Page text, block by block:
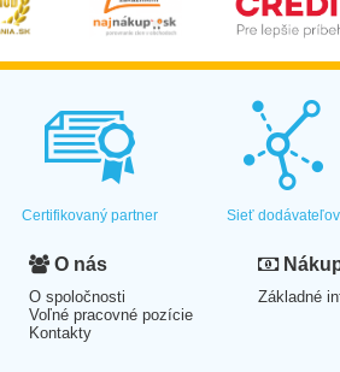
Certifikovaný partner Sieť dodávateľov
O nás
O spoločnosti
Voľné pracovné pozície
Kontakty
Základné